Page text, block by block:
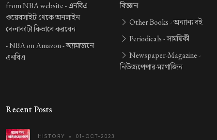
from NBA website -এনবিএ
ওয়েবসাইট থেকে অনলাইন
কেনাকাটা কিভাবে করবেন
-NBA on Amazon -অ্যামাজনে
এনবিএ
বিজ্ঞান
Other Books -অন্যান্য বই
Periodicals -সাময়িকী
Newspaper-Magazine -
নিউজপেপার-ম্যাগাজিন
Recent Posts
HISTORY • 01-OCT-2023